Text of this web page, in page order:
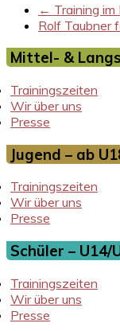
← Training
Rolf Taubner
Mittel- &
Trainingszeiten
Wir über uns
Presse
Jugend – ab
Trainingszeiten
Wir über uns
Presse
Schüler – U14/
Trainingszeiten
Wir über uns
Presse